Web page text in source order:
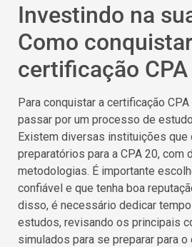
Investindo na
Como
certificação
Para conquistar a certificação
passar por um processo de
Existem diversas instituições que
preparatórios para a CPA 20, com
metodologias. É importante
confiável e que tenha boa
disso, é necessário dedicar
estudos, revisando os principais
simulados para se preparar para o